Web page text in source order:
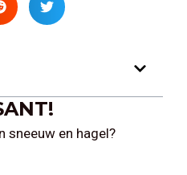
sneeuw en hagel?